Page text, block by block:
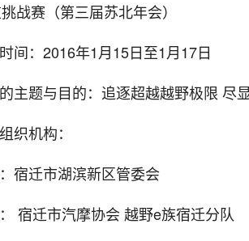
战赛（第三届苏北年会）
间：2016年1月15日至1月17日
主题与目的：追逐超越越野极限 尽
织机构：
宿迁市湖滨新区管委会
宿迁市汽摩协会 越野e族宿迁分队